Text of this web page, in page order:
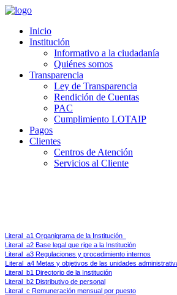
Inicio
Institución
Informativo a la ciudadanía
Quiénes somos
Transparencia
Ley de Transparencia
Rendición de Cuentas
PAC
Cumplimiento LOTAIP
Pagos
Clientes
Centros de Atención
Servicios al Cliente
Literal_a1 Organigrama de la Institución
Literal_a2 Base legal que rige a la Institución
Literal_a3 Regulaciones y procedimiento internos
Literal_a4 Metas y objetivos de las unidades
Literal_b1 Directorio de la Institución
Literal_b2 Distributivo de personal
Literal_c Remuneración mensual por puesto